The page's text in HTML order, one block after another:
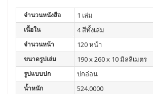
จำนวนหนังสือ 1 เล่ม
เนื้อใน 4 สีทั้งเล่ม
จำนวนหน้า 120 หน้า
ขนาดรูปเล่ม 190 x 260 x 10 มิลลิเมตร
รูปแบบปก ปกอ่อน
น้ำหนัก 524.0000